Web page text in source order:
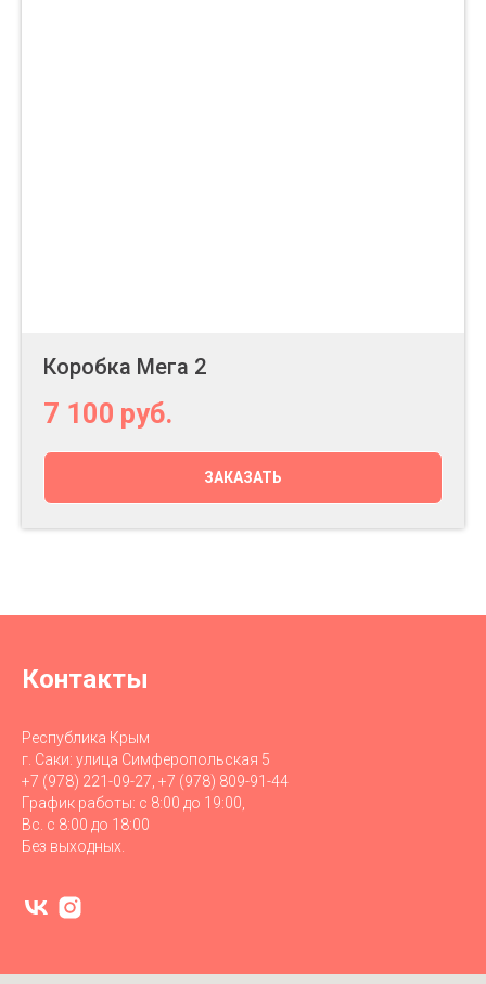
Коробка Мега 2
7 100 руб.
ЗАКАЗАТЬ
Контакты
Республика Крым
г. Саки: улица Симферопольская 5
+7 (978) 221-09-27, +7 (978) 809-91-44
График работы: с 8:00 до 19:00,
Вс. с 8:00 до 18:00
Без выходных.